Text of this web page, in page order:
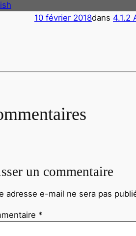
10 février 2018dans 4.1.2
un commentaire
adresse e-mail ne sera pas
*